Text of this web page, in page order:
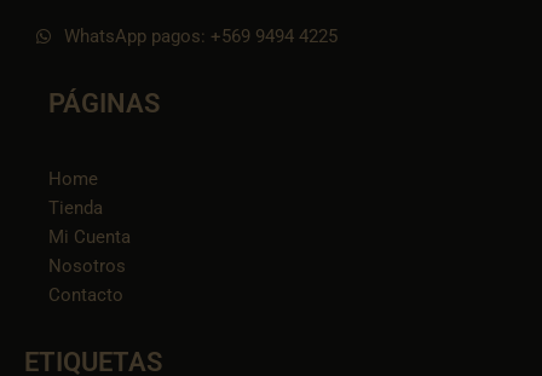
WhatsApp pagos: +569 9494 4225
PÁGINAS
Home
Tienda
Mi Cuenta
Nosotros
Contacto
ETIQUETAS